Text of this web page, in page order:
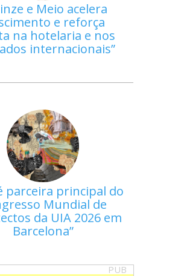
e Meio acelera
e reforça
na hotelaria e nos
internacionais
parceira principal do
Mundial de
da UIA 2026 em
Barcelona
PUB